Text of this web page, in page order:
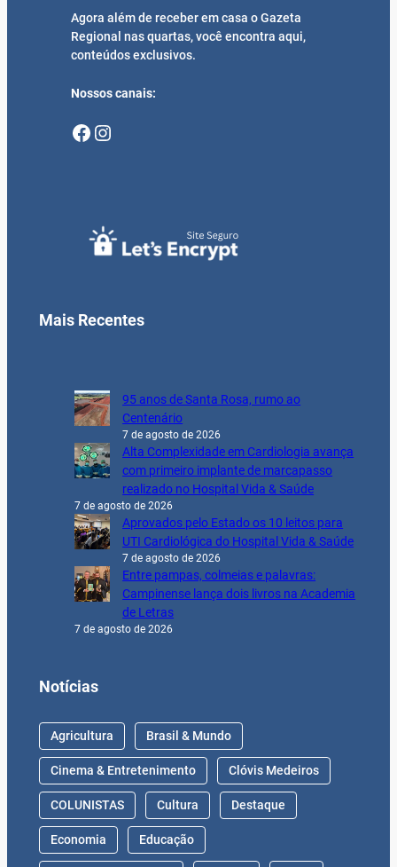
Agora além de receber em casa o Gazeta
Regional nas quartas, você encontra aqui,
conteúdos exclusivos.
Nossos canais:
Facebook Instagram
Mais Recentes
95 anos de Santa Rosa, rumo ao
Centenário
7 de agosto de 2026
Alta Complexidade em Cardiologia avança
com primeiro implante de marcapasso
realizado no Hospital Vida & Saúde
7 de agosto de 2026
Aprovados pelo Estado os 10 leitos para
UTI Cardiológica do Hospital Vida & Saúde
7 de agosto de 2026
Entre pampas, colmeias e palavras:
Campinense lança dois livros na Academia
de Letras
7 de agosto de 2026
Notícias
Agricultura Brasil & Mundo
Cinema & Entretenimento Clóvis Medeiros
COLUNISTAS Cultura Destaque
Economia Educação